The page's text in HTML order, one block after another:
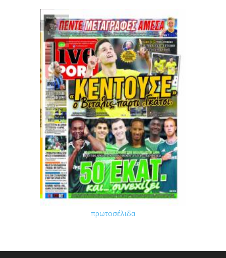
πρωτοσέλιδα